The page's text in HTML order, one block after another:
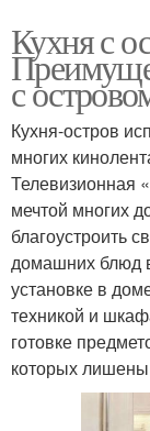
Кухня с
с
Кухня-остров
многих
Телевизионная
мечтой многих
благоустроить
домашних блюд
установке в
техникой и
готовке
которых